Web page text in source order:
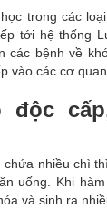
trong các
tới hệ thống
các bệnh về
vào các cơ
độc
chứa nhiều chì
uống. Khi
và sinh ra